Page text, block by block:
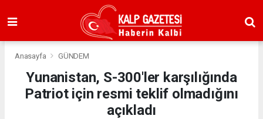
Anasayfa GÜNDEM
Yunanistan, S-300'ler karşılığında
Patriot için resmi teklif olmadığını
açıkladı